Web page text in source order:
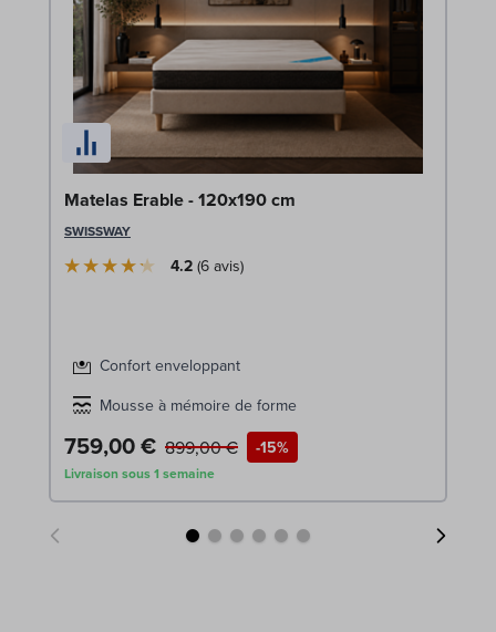
Matelas Erable - 120x190 cm
SWISSWAY
4.2 6 avis
Confort enveloppant
Mousse à mémoire de forme
759,00 € -15%
899,00 €
Livraison sous 1 semaine